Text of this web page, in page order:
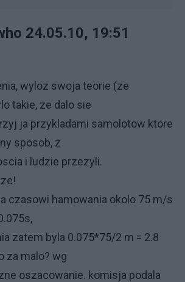
24.05.10, 19:51
wyloz swoja teorie (ze
takie, ze dalo sie
ja przykladami samolotow ktore
sposob, z
i ludzie przezyli.
czasowi hamowania okolo 75 m/s
zatem byla 0.075*75/2 m = 2.8
za malo? wg
oszacowanie. komisja podala